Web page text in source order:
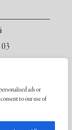
ads or
to our use of